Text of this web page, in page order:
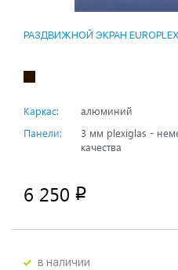
РАЗДВИЖНОЙ ЭКРАН
Каркас:
алюминий
Панели:
3 мм plexiglas -
качества
6 250 p
в наличии